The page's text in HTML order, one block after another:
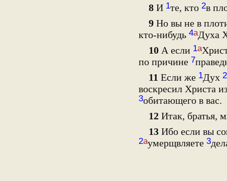
8 И 1те, кто 2в
9 Но вы не в
кто-нибудь 4аДуха
10 А если 1а
по причине 7
11 Если же 1Дух 2
воскресил Христа
3обитающего в вас.
12 Итак, братья,
13 Ибо если вы
2аумерщвляете 3